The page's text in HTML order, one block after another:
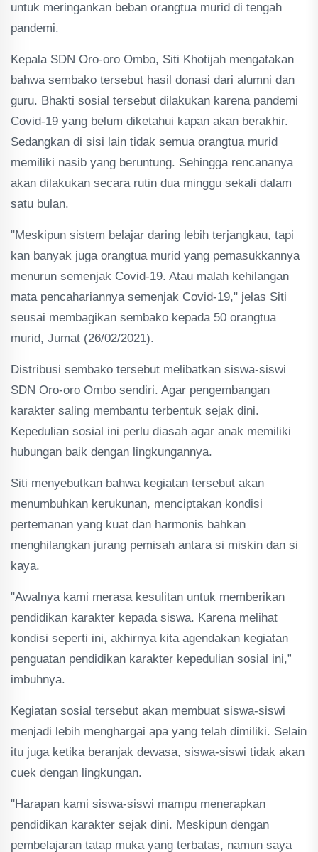
untuk meringankan beban orangtua murid di tengah
pandemi.
Kepala SDN Oro-oro Ombo, Siti Khotijah mengatakan
bahwa sembako tersebut hasil donasi dari alumni dan
guru. Bhakti sosial tersebut dilakukan karena pandemi
Covid-19 yang belum diketahui kapan akan berakhir.
Sedangkan di sisi lain tidak semua orangtua murid
memiliki nasib yang beruntung. Sehingga rencananya
akan dilakukan secara rutin dua minggu sekali dalam
satu bulan.
"Meskipun sistem belajar daring lebih terjangkau, tapi
kan banyak juga orangtua murid yang pemasukkannya
menurun semenjak Covid-19. Atau malah kehilangan
mata pencahariannya semenjak Covid-19," jelas Siti
seusai membagikan sembako kepada 50 orangtua
murid, Jumat (26/02/2021).
Distribusi sembako tersebut melibatkan siswa-siswi
SDN Oro-oro Ombo sendiri. Agar pengembangan
karakter saling membantu terbentuk sejak dini.
Kepedulian sosial ini perlu diasah agar anak memiliki
hubungan baik dengan lingkungannya.
Siti menyebutkan bahwa kegiatan tersebut akan
menumbuhkan kerukunan, menciptakan kondisi
pertemanan yang kuat dan harmonis bahkan
menghilangkan jurang pemisah antara si miskin dan si
kaya.
"Awalnya kami merasa kesulitan untuk memberikan
pendidikan karakter kepada siswa. Karena melihat
kondisi seperti ini, akhirnya kita agendakan kegiatan
penguatan pendidikan karakter kepedulian sosial ini,”
imbuhnya.
Kegiatan sosial tersebut akan membuat siswa-siswi
menjadi lebih menghargai apa yang telah dimiliki. Selain
itu juga ketika beranjak dewasa, siswa-siswi tidak akan
cuek dengan lingkungan.
"Harapan kami siswa-siswi mampu menerapkan
pendidikan karakter sejak dini. Meskipun dengan
pembelajaran tatap muka yang terbatas, namun saya